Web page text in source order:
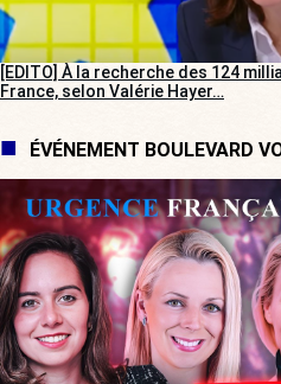
[EDITO] À la recherche des 124
France, selon Valérie Hayer…
ÉVÉNEMENT BOULEVARD